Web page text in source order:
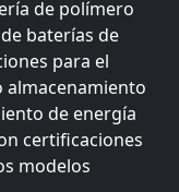
de polímero
baterías de
para el
almacenamiento
de energía
certificaciones
modelos